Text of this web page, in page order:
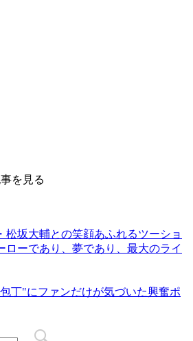
を見る
松坂大輔との笑顔あふれるツーショ
ローであり、夢であり、最大のライ
丁"にファンだけが気づいた興奮ポ